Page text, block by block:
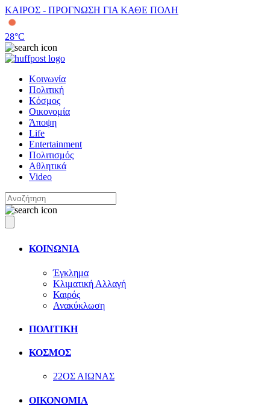
ΚΑΙΡΟΣ - ΠΡΟΓΝΩΣΗ ΓΙΑ ΚΑΘΕ ΠΟΛΗ
28°C
Κοινωνία
Πολιτική
Κόσμος
Οικονομία
Άποψη
Life
Entertainment
Πολιτισμός
Αθλητικά
Video
ΚΟΙΝΩΝΙΑ
Έγκλημα
Κλιματική Αλλαγή
Καιρός
Ανακύκλωση
ΠΟΛΙΤΙΚΗ
ΚΟΣΜΟΣ
22ΟΣ ΑΙΩΝΑΣ
ΟΙΚΟΝΟΜΙΑ